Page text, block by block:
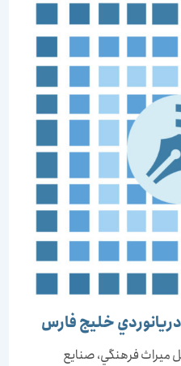
خليج فارس
فرهنگي، صنايع